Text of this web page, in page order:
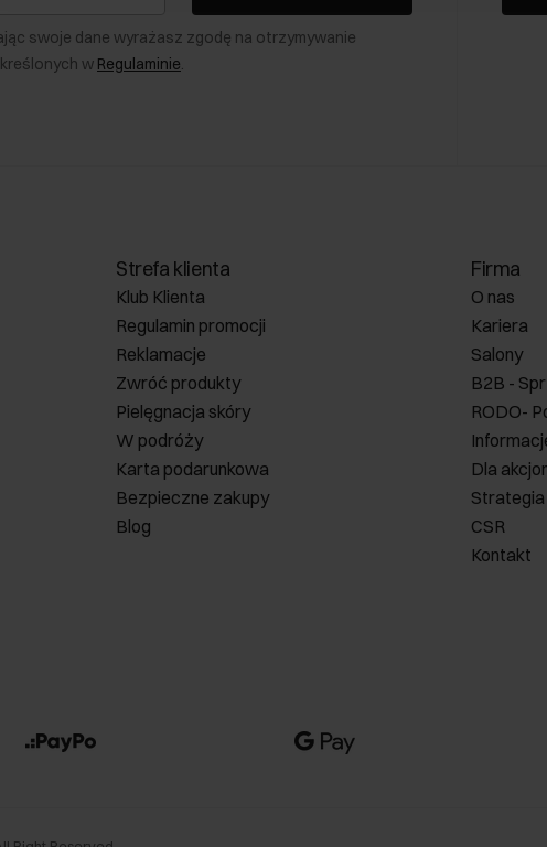
swoje dane wyrażasz zgodę na otrzymywanie
w Regulaminie.
Strefa klienta
Klub Klienta
Regulamin promocji
Reklamacje
Zwróć produkty
Pielęgnacja skóry
W podróży
Karta podarunkowa
Bezpieczne zakupy
Blog
Firma
O nas
Kariera
Salony
B2B -
RODO-
Dla
CSR
Kontakt